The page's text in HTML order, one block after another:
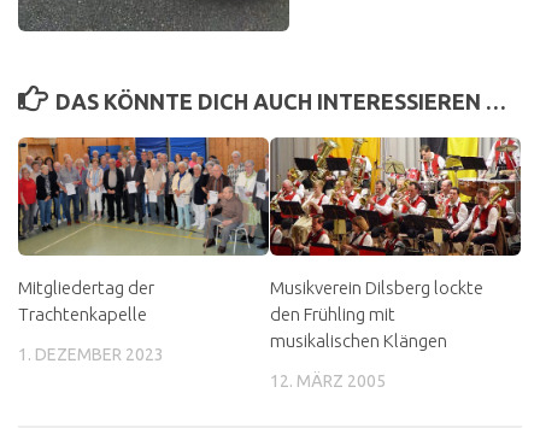
DAS KÖNNTE DICH AUCH INTERESSIEREN …
Mitgliedertag der
Trachtenkapelle
1. DEZEMBER 2023
Musikverein Dilsberg lockte
den Frühling mit
musikalischen Klängen
12. MÄRZ 2005